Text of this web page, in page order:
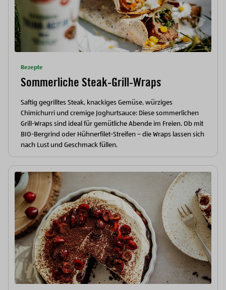
Rezepte
Sommerliche Steak-Grill-Wraps
Saftig gegrilltes Steak, knackiges Gemüse, würziges
Chimichurri und cremige Joghurtsauce: Diese sommerlichen
Grill-Wraps sind ideal für gemütliche Abende im Freien. Ob mit
BIO-Bergrind oder Hühnerfilet-Streifen – die Wraps lassen sich
nach Lust und Geschmack füllen.